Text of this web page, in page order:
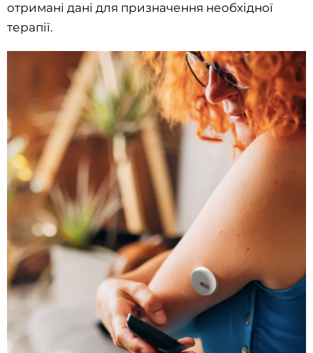
отримані дані для призначення необхідної
терапії.